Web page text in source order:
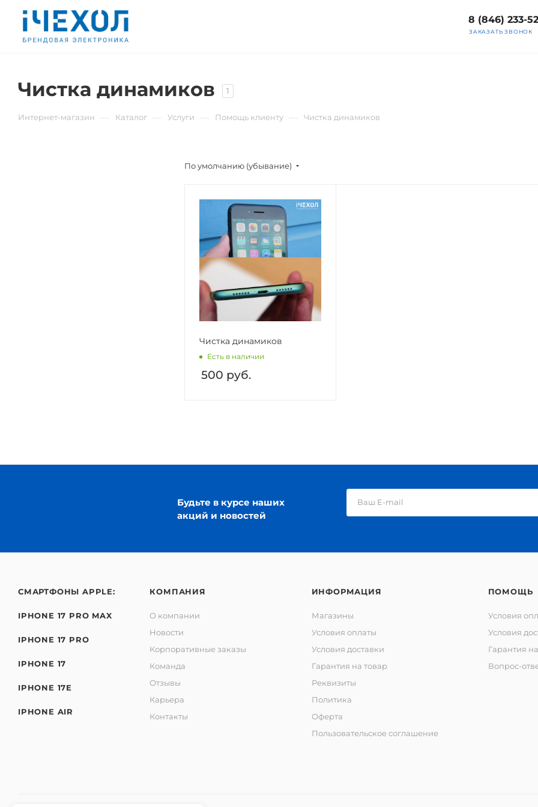
8 (846) 233-
ЗАКАЗАТЬ ЗВОНОК
Чистка динамиков 1
Интернет-магазин Каталог Услуги Помощь клиенту Чистка динамиков
По умолчанию (убывание)
Чистка динамиков
Есть в наличии
500 руб.
Будьте в курсе наших
акций и новостей
СМАРТФОНЫ APPLE:
IPHONE 17 PRO MAX
IPHONE 17 PRO
IPHONE 17
IPHONE 17E
IPHONE AIR
КОМПАНИЯ
О компании
Новости
Корпоративные заказы
Команда
Отзывы
Карьера
Контакты
ИНФОРМАЦИЯ
Магазины
Условия оплаты
Условия доставки
Гарантия на товар
Реквизиты
Политика
Оферта
Пользовательское соглашение
ПОМОЩЬ
Условия
Условия
Гарантия
Вопрос-